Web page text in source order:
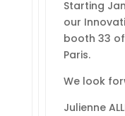
Starting
our
booth 33
Paris.
We look
Julienne